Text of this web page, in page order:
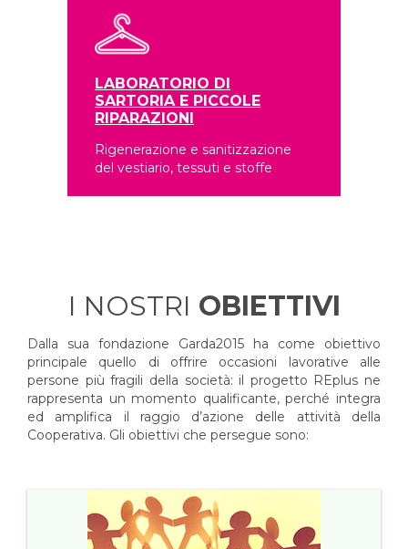
LABORATORIO DI
SARTORIA E PICCOLE
RIPARAZIONI
Rigenerazione e sanitizzazione
del vestiario, tessuti e stoffe
I NOSTRI OBIETTIVI
Dalla sua fondazione Garda2015 ha come obiettivo
principale quello di offrire occasioni lavorative alle
persone più fragili della società: il progetto REplus ne
rappresenta un momento qualificante, perché integra
ed amplifica il raggio d’azione delle attività della
Cooperativa. Gli obiettivi che persegue sono: